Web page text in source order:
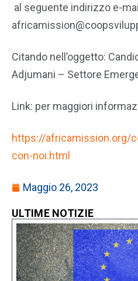
al seguente indirizzo e-
Citando nell’oggetto:
Adjumani – Settore
Link: per maggiori
https://africamission.org/
con-noi.html
Maggio 26, 2023
ULTIME NOTIZIE